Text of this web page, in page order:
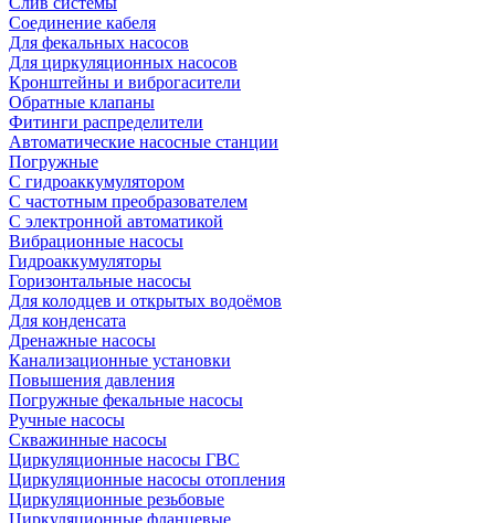
Соединение кабеля
Для фекальных насосов
Для циркуляционных насосов
Кронштейны и виброгасители
Обратные клапаны
Фитинги распределители
Автоматические насосные станции
Погружные
С гидроаккумулятором
С частотным преобразователем
С электронной автоматикой
Вибрационные насосы
Гидроаккумуляторы
Горизонтальные насосы
Для колодцев и открытых водоёмов
Для конденсата
Дренажные насосы
Канализационные установки
Повышения давления
Погружные фекальные насосы
Ручные насосы
Скважинные насосы
Циркуляционные насосы ГВС
Циркуляционные насосы отопления
Циркуляционные резьбовые
Циркуляционные фланцевые